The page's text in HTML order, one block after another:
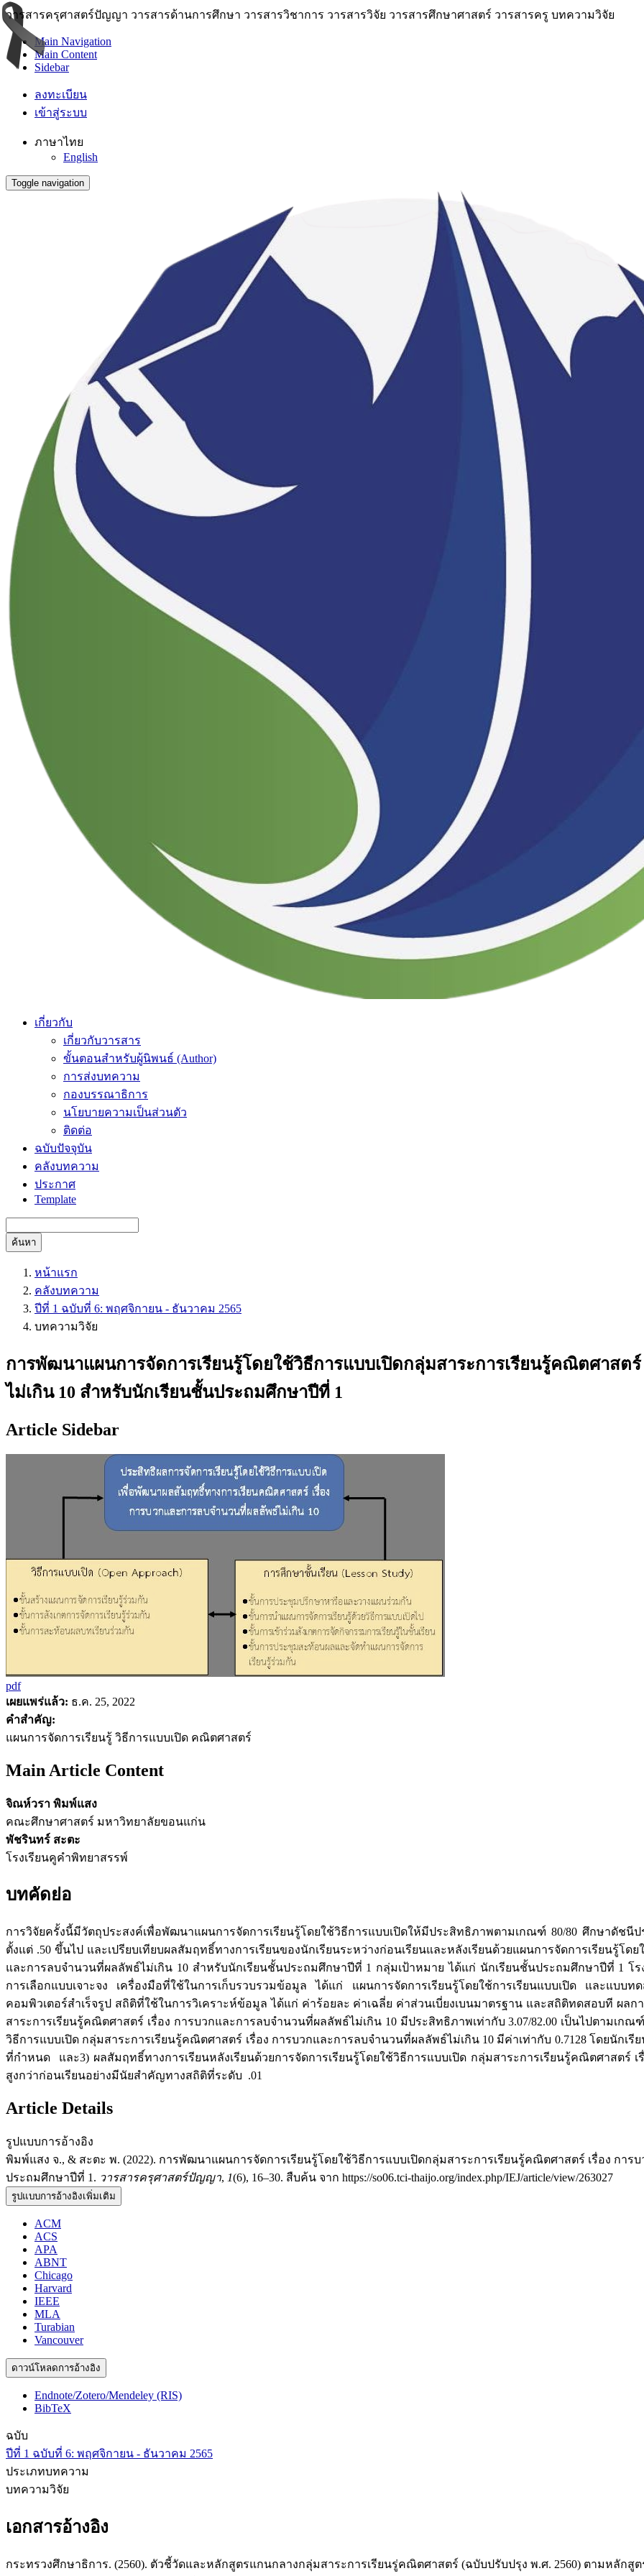
วารสารครุศาสตร์ปัญญา วารสารด้านการศึกษา วารสารวิชาการ วารสารวิจัย วารสารศึกษาศาสตร์ วารสารครู บทความวิจัย
Main Navigation
Main Content
Sidebar
ลงทะเบียน
เข้าสู่ระบบ
ภาษาไทย
English
Toggle navigation
เกี่ยวกับ
เกี่ยวกับวารสาร
ขั้นตอนสำหรับผู้นิพนธ์ (Author)
การส่งบทความ
กองบรรณาธิการ
นโยบายความเป็นส่วนตัว
ติดต่อ
ฉบับปัจจุบัน
คลังบทความ
ประกาศ
Template
ค้นหา
หน้าแรก
คลังบทความ
ปีที่ 1 ฉบับที่ 6: พฤศจิกายน - ธันวาคม 2565
บทความวิจัย
การพัฒนาแผนการจัดการเรียนรู้โดยใช้วิธีการแบบเปิดกลุ่มสาระการเรียนรู้คณิตศาสต
ไม่เกิน 10 สำหรับนักเรียนชั้นประถมศึกษาปีที่ 1
Article Sidebar
pdf
เผยแพร่แล้ว: ธ.ค. 25, 2022
คำสำคัญ:
แผนการจัดการเรียนรู้ วิธีการแบบเปิด คณิตศาสตร์
Main Article Content
จิณห์วรา พิมพ์แสง
คณะศึกษาศาสตร์ มหาวิทยาลัยขอนแก่น
พัชรินทร์ สะตะ
โรงเรียนคูคำพิทยาสรรพ์
บทคัดย่อ
การวิจัยครั้งนี้มีวัตถุประสงค์เพื่อพัฒนาแผนการจัดการเรียนรู้โดยใช้วิธีการแบบเปิดให้มีประสิทธิภาพตามเกณฑ์ 80/80 ศึกษาดัชนี
ตั้งแต่ .50 ขึ้นไป และเปรียบเทียบผลสัมฤทธิ์ทางการเรียนของนักเรียนระหว่างก่อนเรียนและหลังเรียนด้วยแผนการจัดการเรียนรู้โ
และการลบจำนวนที่ผลลัพธ์ไม่เกิน 10 สำหรับนักเรียนชั้นประถมศึกษาปีที่ 1 กลุ่มเป้าหมาย ได้แก่ นักเรียนชั้นประถมศึกษาปีที่ 1
การเลือกแบบเจาะจง เครื่องมือที่ใช้ในการเก็บรวบรวมข้อมูล ได้แก่ แผนการจัดการเรียนรู้โดยใช้การเรียนแบบเปิด และแบบ
คอมพิวเตอร์สำเร็จรูป สถิติที่ใช้ในการวิเคราะห์ข้อมูล ได้แก่ ค่าร้อยละ ค่าเฉลี่ย ค่าส่วนเบี่ยงเบนมาตรฐาน และสถิติทดสอบที ผล
สาระการเรียนรู้คณิตศาสตร์ เรื่อง การบวกและการลบจำนวนที่ผลลัพธ์ไม่เกิน 10 มีประสิทธิภาพเท่ากับ 3.07/82.00 เป็นไปตามเ
วิธีการแบบเปิด กลุ่มสาระการเรียนรู้คณิตศาสตร์ เรื่อง การบวกและการลบจำนวนที่ผลลัพธ์ไม่เกิน 10 มีค่าเท่ากับ 0.7128 โดยนัก
ที่กำหนด และ3) ผลสัมฤทธิ์ทางการเรียนหลังเรียนด้วยการจัดการเรียนรู้โดยใช้วิธีการแบบเปิด กลุ่มสาระการเรียนรู้คณิตศาสตร์
สูงกว่าก่อนเรียนอย่างมีนัยสำคัญทางสถิติที่ระดับ .01
Article Details
รูปแบบการอ้างอิง
พิมพ์แสง จ., & สะตะ พ. (2022). การพัฒนาแผนการจัดการเรียนรู้โดยใช้วิธีการแบบเปิดกลุ่มสาระการเรียนรู้คณิตศาสตร์ เรื่อง กา
ประถมศึกษาปีที่ 1. วารสารครุศาสตร์ปัญญา, 1(6), 16–30. สืบค้น จาก https://so06.tci-thaijo.org/index.php/IEJ/article/view/263027
รูปแบบการอ้างอิงเพิ่มเติม
ACM
ACS
APA
ABNT
Chicago
Harvard
IEEE
MLA
Turabian
Vancouver
ดาวน์โหลดการอ้างอิง
Endnote/Zotero/Mendeley (RIS)
BibTeX
ฉบับ
ปีที่ 1 ฉบับที่ 6: พฤศจิกายน - ธันวาคม 2565
ประเภทบทความ
บทความวิจัย
เอกสารอ้างอิง
กระทรวงศึกษาธิการ. (2560). ตัวชี้วัดและหลักสูตรแกนกลางกลุ่มสาระการเรียนรู่คณิตศาสตร์ (ฉบับปรับปรุง พ.ศ. 2560) ตามหลัก